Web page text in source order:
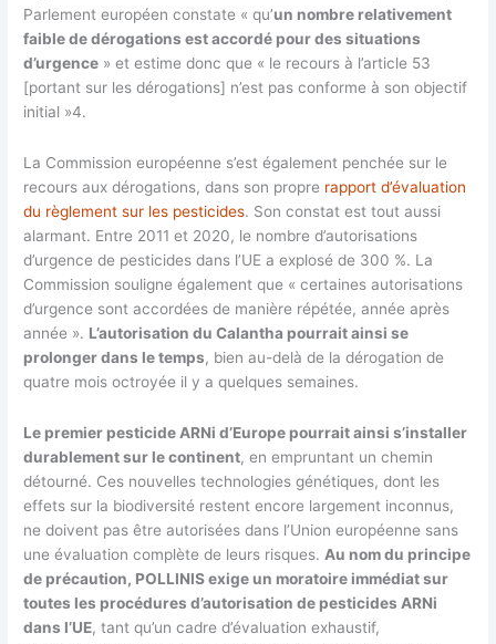
Parlement européen constate « qu’un nombre relativement
faible de dérogations est accordé pour des situations
d’urgence » et estime donc que « le recours à l’article 53
[portant sur les dérogations] n’est pas conforme à son objectif
initial »4.
La Commission européenne s’est également penchée sur le
recours aux dérogations, dans son propre rapport d’évaluation
du règlement sur les pesticides. Son constat est tout aussi
alarmant. Entre 2011 et 2020, le nombre d’autorisations
d’urgence de pesticides dans l’UE a explosé de 300 %. La
Commission souligne également que « certaines autorisations
d’urgence sont accordées de manière répétée, année après
année ». L’autorisation du Calantha pourrait ainsi se
prolonger dans le temps, bien au-delà de la dérogation de
quatre mois octroyée il y a quelques semaines.
Le premier pesticide ARNi d’Europe pourrait ainsi s’installer
durablement sur le continent, en empruntant un chemin
détourné. Ces nouvelles technologies génétiques, dont les
effets sur la biodiversité restent encore largement inconnus,
ne doivent pas être autorisées dans l’Union européenne sans
une évaluation complète de leurs risques. Au nom du principe
de précaution, POLLINIS exige un moratoire immédiat sur
toutes les procédures d’autorisation de pesticides ARNi
dans l’UE, tant qu’un cadre d’évaluation exhaustif,